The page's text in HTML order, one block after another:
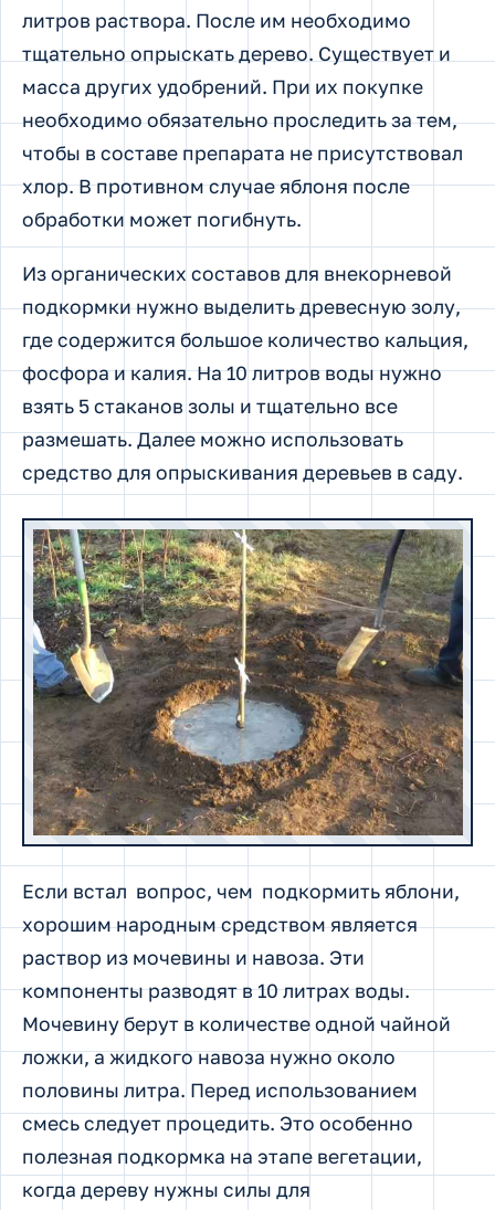
литров раствора. После им необходимо
тщательно опрыскать дерево. Существует и
масса других удобрений. При их покупке
необходимо обязательно проследить за тем,
чтобы в составе препарата не присутствовал
хлор. В противном случае яблоня после
обработки может погибнуть.
Из органических составов для внекорневой
подкормки нужно выделить древесную золу,
где содержится большое количество кальция,
фосфора и калия. На 10 литров воды нужно
взять 5 стаканов золы и тщательно все
размешать. Далее можно использовать
средство для опрыскивания деревьев в саду.
Если встал вопрос, чем подкормить яблони,
хорошим народным средством является
раствор из мочевины и навоза. Эти
компоненты разводят в 10 литрах воды.
Мочевину берут в количестве одной чайной
ложки, а жидкого навоза нужно около
половины литра. Перед использованием
смесь следует процедить. Это особенно
полезная подкормка на этапе вегетации,
когда дереву нужны силы для